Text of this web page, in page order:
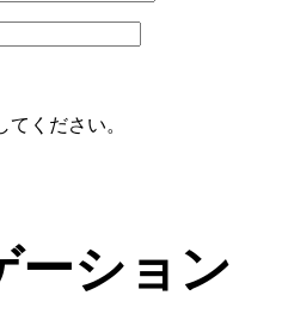
てください。
ーション